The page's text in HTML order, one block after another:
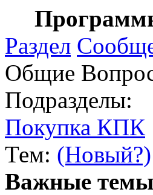
Раздел
Общие
Подразделы:
Покупка КПК
Тем: (Новый?)
Важные темы